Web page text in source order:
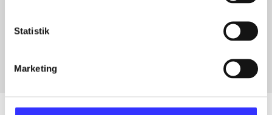
Statistik
Marketing
Fra